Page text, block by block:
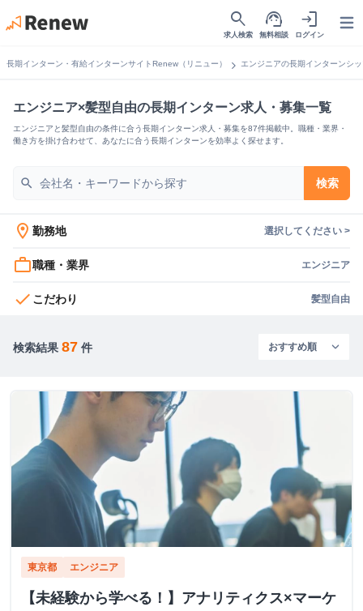
search
求人検索
support_agent
無料相談
login
ログイン
長期インターン・有給インターンサイトRenew（リニュー） chevron_right エンジニアの長期インターンシ
エンジニア×髪型自由の長期インターン求人・募集一覧
エンジニアと髪型自由の条件に合う長期インターン求人・募集を87件掲載中。職種・業界・
働き方を掛け合わせて、あなたに合う長期インターンを効率よく探せます。
search 検索
location_on 勤務地 選択してください >
work_outline職種・業界 エンジニア
check こだわり 髪型自由
検索結果 87 件
東京都 エンジニア
【未経験から学べる！】アナリティクス×マーケ